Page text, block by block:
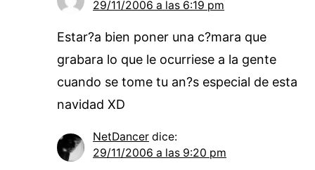
29/11/2006 a las 6:19 pm
Estar?a bien poner una c?mara que
grabara lo que le ocurriese a la gente
cuando se tome tu an?s especial de esta
navidad XD
NetDancer dice:
29/11/2006 a las 9:20 pm